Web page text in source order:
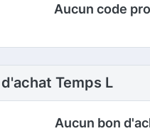
Aucun code
Temps L
Aucun bon